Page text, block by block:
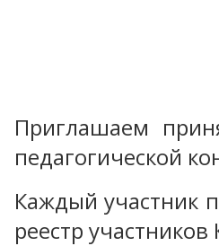
Приглашаем
педагогической
Каждый участник
реестр